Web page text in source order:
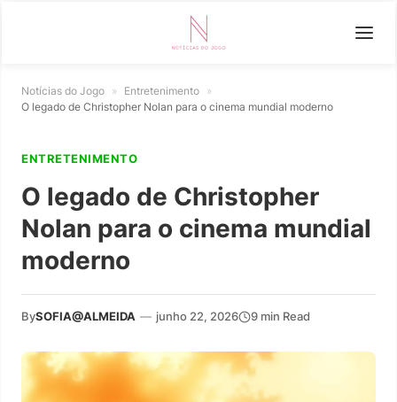
Notícias do Jogo » Entretenimento »
O legado de Christopher Nolan para o cinema mundial moderno
ENTRETENIMENTO
O legado de Christopher
Nolan para o cinema mundial
moderno
BySOFIA@ALMEIDA — junho 22, 2026 9 min Read